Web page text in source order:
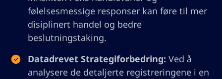
følelsesmessige responser kan føre til mer
disiplinert handel og bedre
beslutningstaking.
Datadrevet Strategiforbedring: Ved å
analysere de detaljerte registreringene i en